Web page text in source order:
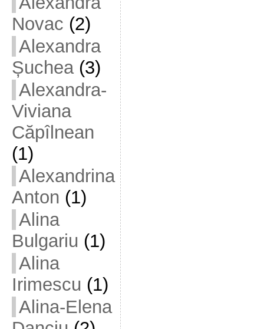
Novac (2)
Alexandra
Șuchea(3)
Alexandra-
Viviana
Căpîlnean
(1)
Alexandrina
Anton (1)
Alina
Bulgariu (1)
Alina
Irimescu (1)
Alina-Elena